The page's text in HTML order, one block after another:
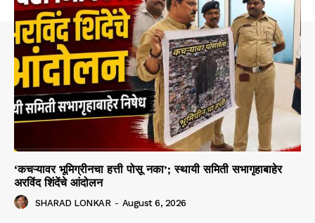
‘कचऱ्यावर भूमिग्रीनचा हत्ती पोसू नका’; स्थायी समिती सभागृहाबाहेर
अरविंद शिंदेंचे आंदोलन
SHARAD LONKAR - August 6, 2026